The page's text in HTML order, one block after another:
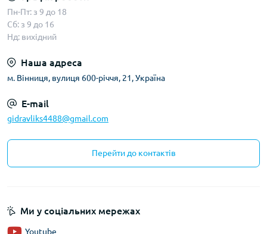
Пн-Пт: з 9 до 18
Сб: з 9 до 16
Нд: вихідний
Наша адреса
м. Вінниця, вулиця 600-річчя, 21, Україна
E-mail
gidravliks4488@gmail.com
Перейти до контактів
Ми у соціальних мережах
Youtube